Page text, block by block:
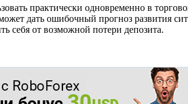
практически одновременно в
дать ошибочный прогноз развития
себя от возможной потери депозита.